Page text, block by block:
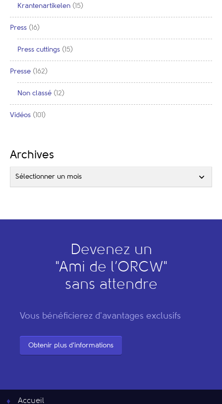
Krantenartikelen (15)
Press (16)
Press cuttings (15)
Presse (162)
Non classé (12)
Vidéos (101)
Archives
Sélectionner un mois
Devenez un
"Ami de l’ORCW"
sans attendre
Vous bénéficierez d'avantages exclusifs
Obtenir plus d'informations
Accueil